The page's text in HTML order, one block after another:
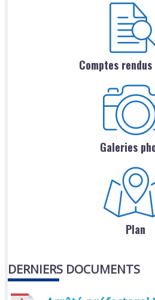
Comptes
Galeries
Plan
DERNIERS DOCUMENTS